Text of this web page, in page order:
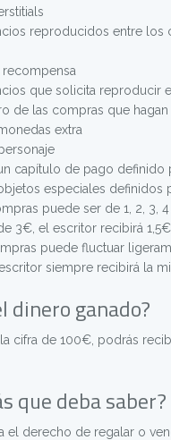
reproducidos entre los
que solicita reproducir
de las compras que
extra
capítulo de pago definido
especiales definidos
puede ser de 1, 2,
3€, el escritor recibirá
puede fluctuar
siempre recibirá la
dinero ganado?
cifra de 100€, podrás
que deba saber?
el derecho de regalar o